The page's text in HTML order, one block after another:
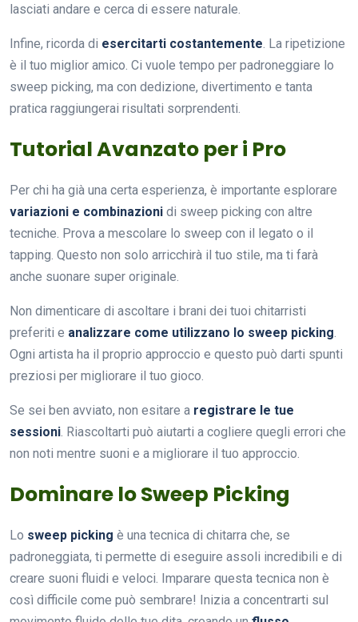
lasciati andare e cerca di essere naturale.
Infine, ricorda di esercitarti costantemente . La ripetizione
è il tuo miglior amico. Ci vuole tempo per padroneggiare lo
sweep picking, ma con dedizione, divertimento e tanta
pratica raggiungerai risultati sorprendenti.
Tutorial Avanzato per i Pro
Per chi ha già una certa esperienza, è importante esplorare
variazioni e combinazioni di sweep picking con altre
tecniche. Prova a mescolare lo sweep con il legato o il
tapping. Questo non solo arricchirà il tuo stile, ma ti farà
anche suonare super originale.
Non dimenticare di ascoltare i brani dei tuoi chitarristi
preferiti e analizzare come utilizzano lo sweep picking
Ogni artista ha il proprio approccio e questo può darti spunti
preziosi per migliorare il tuo gioco.
Se sei ben avviato, non esitare a registrare le tue
sessioni . Riascoltarti può aiutarti a cogliere quegli errori che
non noti mentre suoni e a migliorare il tuo approccio.
Dominare lo Sweep Picking
Lo sweep picking è una tecnica di chitarra che, se
padroneggiata, ti permette di eseguire assoli incredibili e di
creare suoni fluidi e veloci. Imparare questa tecnica non è
così difficile come può sembrare! Inizia a concentrarti sul